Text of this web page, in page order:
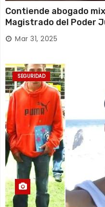
Contiende abogado
Magistrado del Poder
Huajuapan de León
Mar 31, 2025
SEGURIDAD